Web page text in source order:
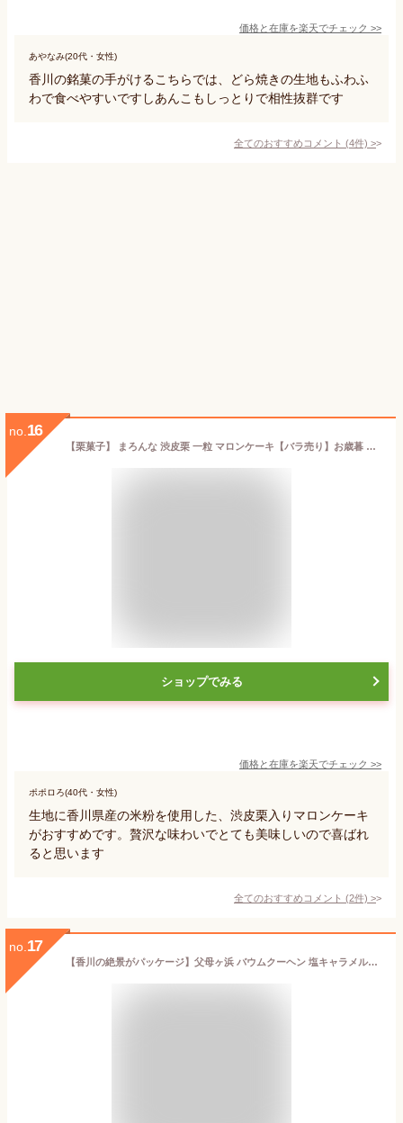
価格と在庫を楽天でチェック >>
あやなみ(20代・女性)
香川の銘菓の手がけるこちらでは、どら焼きの生地もふわふ
わで食べやすいですしあんこもしっとりで相性抜群です
全てのおすすめコメント (4件) >
no. 16
【栗菓子】 まろんな 渋皮栗 一粒 マロンケーキ【バラ売り】お歳暮 御歳暮 和風 ケーキ 秋 栗 ラム酒 和菓子 ギフト スイーツ 老舗 香川 高級 お取り寄せ 御祝 お祝い 御供 お供え 詰合せ かわいい 可愛い あんこ 手土産 お菓子 贈り物 セット お試し 誕生日 健康 おいでまい
ショップでみる
価格と在庫を楽天でチェック >>
ポポロろ(40代・女性)
生地に香川県産の米粉を使用した、渋皮栗入りマロンケーキ
がおすすめです。贅沢な味わいでとても美味しいので喜ばれ
ると思います
全てのおすすめコメント (2件) >
no. 17
【香川の絶景がパッケージ】父母ヶ浜 バウムクーヘン 塩キャラメル味 6個入×1袋 にがり衞門 瀬戸内 天日塩 おやつ お菓子 個包装 香川県 お取り寄せグルメ スイーツ バウムクーヘン スイーツギフト プレゼント 【四国物産】仁尾興産 クリスマススイーツ